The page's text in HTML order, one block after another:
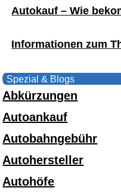
Autokauf – Wie
Informationen zum
Spezial & Blogs
Abkürzungen
Autoankauf
Autobahngebühr
Autohersteller
Autohöfe